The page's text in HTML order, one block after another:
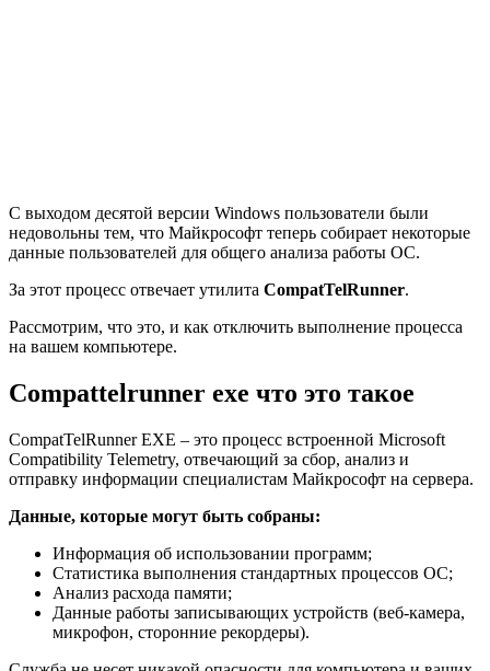
С выходом десятой версии Windows пользователи были
недовольны тем, что Майкрософт теперь собирает некоторые
данные пользователей для общего анализа работы ОС.
За этот процесс отвечает утилита CompatTelRunner.
Рассмотрим, что это, и как отключить выполнение процесса
на вашем компьютере.
Compattelrunner exe что это такое
CompatTelRunner EXE – это процесс встроенной Microsoft
Compatibility Telemetry, отвечающий за сбор, анализ и
отправку информации специалистам Майкрософт на сервера.
Данные, которые могут быть собраны:
Информация об использовании программ;
Статистика выполнения стандартных процессов ОС;
Анализ расхода памяти;
Данные работы записывающих устройств (веб-камера,
микрофон, сторонние рекордеры).